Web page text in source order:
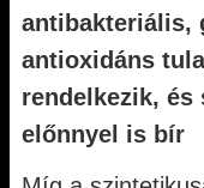
antibakteriális,
antioxidáns
rendelkezik, és
előnnyel is bír